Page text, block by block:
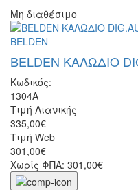
Μη διαθέσιμο
BELDEN
BELDEN ΚΑΛΩΔΙΟ
Κωδικός:
1304A
Τιμή Λιανικής
335,00€
Τιμή Web
301,00€
Χωρίς ΦΠΑ: 301,00€